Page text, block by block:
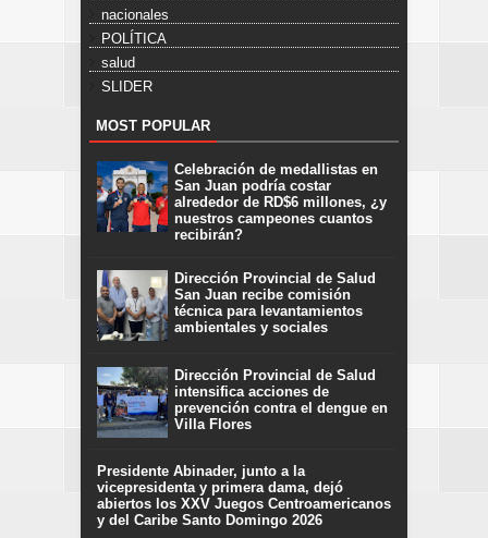
nacionales
POLÍTICA
salud
SLIDER
MOST POPULAR
Celebración de medallistas en
San Juan podría costar
alrededor de RD$6 millones, ¿y
nuestros campeones cuantos
recibirán?
Dirección Provincial de Salud
San Juan recibe comisión
técnica para levantamientos
ambientales y sociales
Dirección Provincial de Salud
intensifica acciones de
prevención contra el dengue en
Villa Flores
Presidente Abinader, junto a la
vicepresidenta y primera dama, dejó
abiertos los XXV Juegos Centroamericanos
y del Caribe Santo Domingo 2026